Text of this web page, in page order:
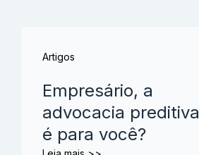
Artigos
Empresário, a
advocacia preditiva
é para você?